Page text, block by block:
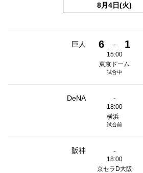
8月4日(火)
巨人 6 - 1
15:00
東京ドーム
試合中
DeNA -
18:00
横浜
試合前
阪神 -
18:00
京セラD大阪